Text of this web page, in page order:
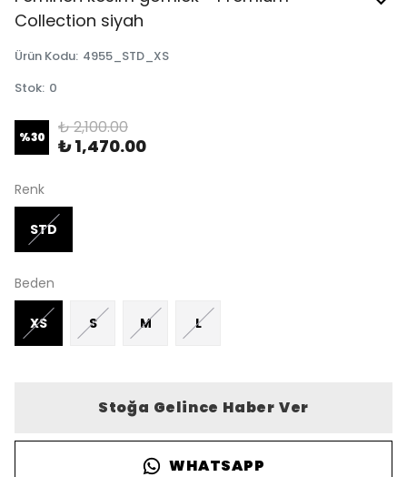
Collection siyah
Ürün Kodu: 4955_STD_XS
Stok: 0
%30 ₺ 2,100.00
₺ 1,470.00
Renk
STD
Beden
XS S M L
Stoğa Gelince Haber Ver
WHATSAPP